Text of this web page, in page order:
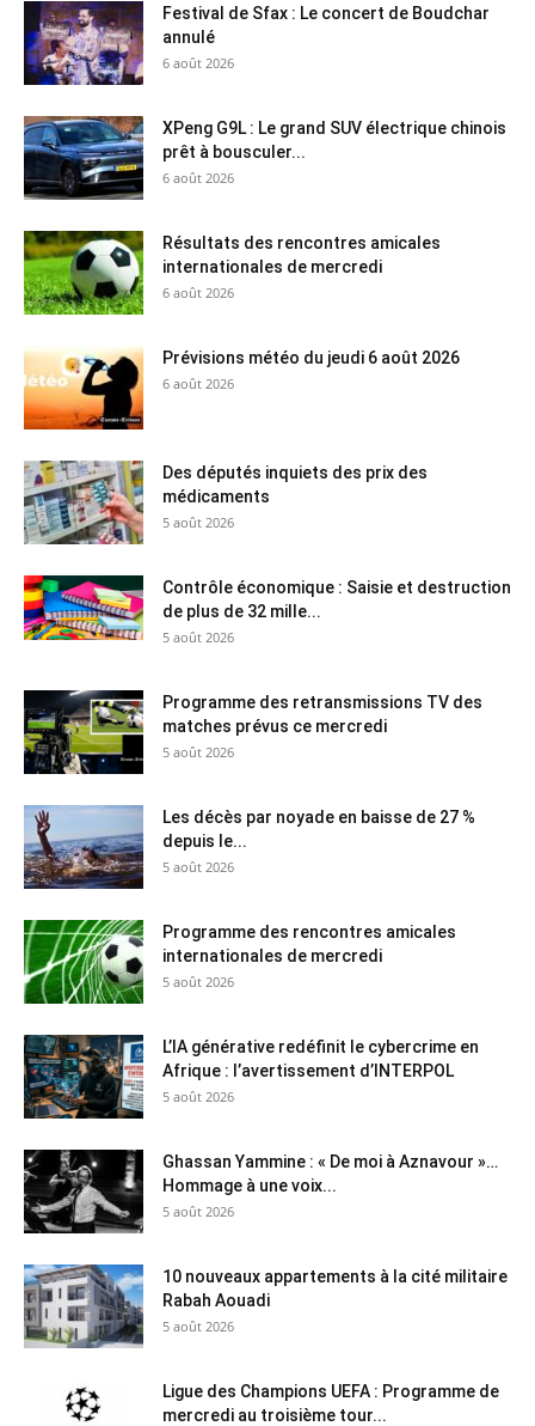
Festival de Sfax : Le concert de Boudchar
annulé
6 août 2026
XPeng G9L : Le grand SUV électrique chinois
prêt à bousculer...
6 août 2026
Résultats des rencontres amicales
internationales de mercredi
6 août 2026
Prévisions météo du jeudi 6 août 2026
6 août 2026
Des députés inquiets des prix des
médicaments
5 août 2026
Contrôle économique : Saisie et destruction
de plus de 32 mille...
5 août 2026
Programme des retransmissions TV des
matches prévus ce mercredi
5 août 2026
Les décès par noyade en baisse de 27 %
depuis le...
5 août 2026
Programme des rencontres amicales
internationales de mercredi
5 août 2026
L’IA générative redéfinit le cybercrime en
Afrique : l’avertissement d’INTERPOL
5 août 2026
Ghassan Yammine : « De moi à Aznavour »…
Hommage à une voix...
5 août 2026
10 nouveaux appartements à la cité militaire
Rabah Aouadi
5 août 2026
Ligue des Champions UEFA : Programme de
mercredi au troisième tour...